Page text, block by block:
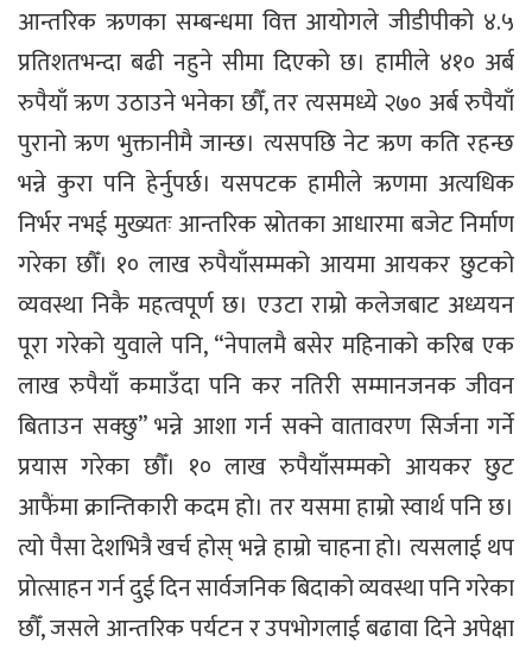
आन्तरिक ऋणका सम्बन्धमा वित्त आयोगले जीडीपीको ४.५
प्रतिशतभन्दा बढी नहुने सीमा दिएको छ। हामीले ४१० अर्ब
रुपैयाँ ऋण उठाउने भनेका छौँ, तर त्यसमध्ये २७० अर्ब रुपैयाँ
पुरानो ऋण भुक्तानीमै जान्छ। त्यसपछि नेट ऋण कति रहन्छ
भन्ने कुरा पनि हेर्नुपर्छ। यसपटक हामीले ऋणमा अत्यधिक
निर्भर नभई मुख्यतः आन्तरिक स्रोतका आधारमा बजेट निर्माण
गरेका छौँ। १० लाख रुपैयाँसम्मको आयमा आयकर छुटको
व्यवस्था निकै महत्वपूर्ण छ। एउटा राम्रो कलेजबाट अध्ययन
पूरा गरेको युवाले पनि, “नेपालमै बसेर महिनाको करिब एक
लाख रुपैयाँ कमाउँदा पनि कर नतिरी सम्मानजनक जीवन
बिताउन सक्छु” भन्ने आशा गर्न सक्ने वातावरण सिर्जना गर्ने
प्रयास गरेका छौँ। १० लाख रुपैयाँसम्मको आयकर छुट
आफैंमा क्रान्तिकारी कदम हो। तर यसमा हाम्रो स्वार्थ पनि छ।
त्यो पैसा देशभित्रै खर्च होस् भन्ने हाम्रो चाहना हो। त्यसलाई थप
प्रोत्साहन गर्न दुई दिन सार्वजनिक बिदाको व्यवस्था पनि गरेका
छौँ, जसले आन्तरिक पर्यटन र उपभोगलाई बढावा दिने अपेक्षा